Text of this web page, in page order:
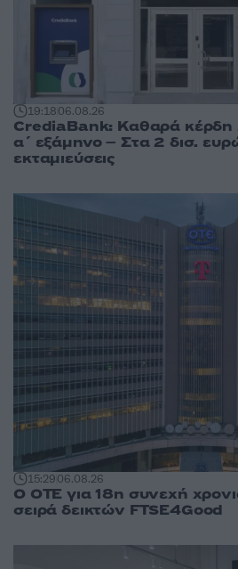
19:1806.08.26
CrediaBank: Καθαρά κέρδη
α΄ εξάμηνο – Στα 2 δισ.
εκταμιεύσεις
15:2906.08.26
Ο ΟΤΕ για 18η συνεχή
σειρά δεικτών FTSE4Good